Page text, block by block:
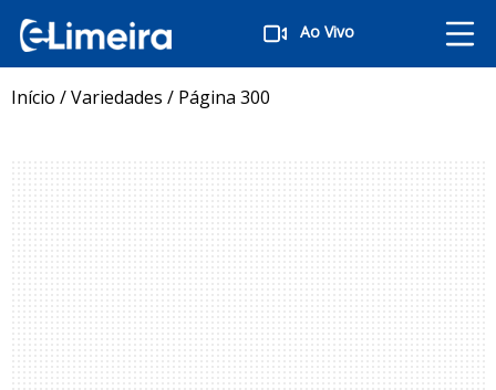
Ao Vivo
Início /Variedades / Página 300